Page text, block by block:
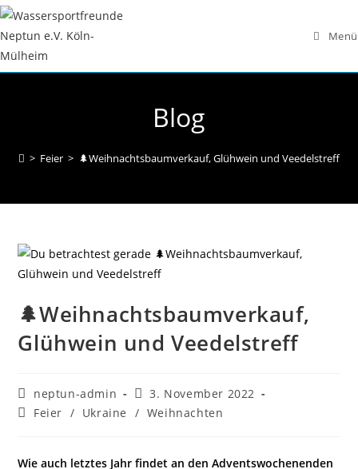
Zum
Inhalt
springen
Menü
Blog
> Feier > 🌲Weihnachtsbaumverkauf, Glühwein und Veedelstreff
🌲Weihnachtsbaumverkauf,
Glühwein und Veedelstreff
Beitrags-
Autor:
neptun-admin
Beitrag
veröffentlicht:
3. November 2022
Beitrags-
Feier / Ukraine / Weihnachten
Wie auch letztes Jahr findet an den Adventswochenenden